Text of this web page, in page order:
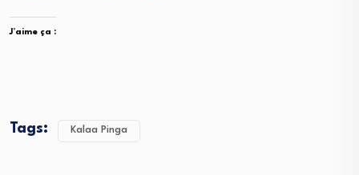
J’aime ça :
Tags: Kalaa Pinga